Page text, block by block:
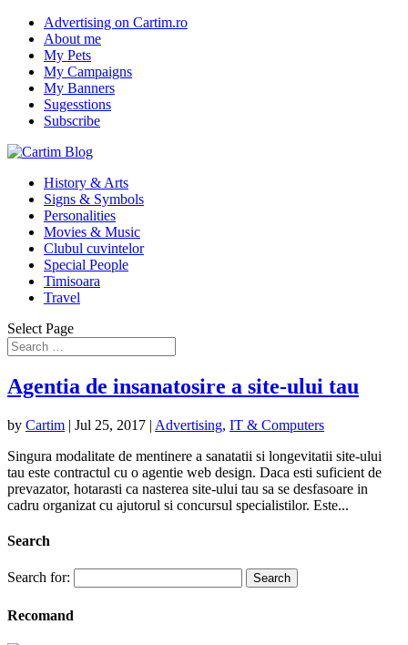
Advertising on Cartim.ro
About me
My Pets
My Campaigns
My Banners
Sugesstions
Subscribe
History & Arts
Signs & Symbols
Personalities
Movies & Music
Clubul cuvintelor
Special People
Timisoara
Travel
Select Page
Agentia de insanatosire a site-ului tau
by Cartim | Jul 25, 2017 | Advertising, IT & Computers
Singura modalitate de mentinere a sanatatii si longevitatii site-ului
tau este contractul cu o agentie web design. Daca esti suficient de
prevazator, hotarasti ca nasterea site-ului tau sa se desfasoare in
cadru organizat cu ajutorul si concursul specialistilor. Este...
Search
Search for:
Recomand